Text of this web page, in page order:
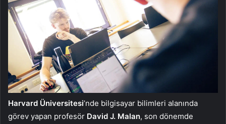
Harvard Üniversitesi’nde bilgisayar bilimleri alanında
görev yapan profesör David J. Malan, son dönemde